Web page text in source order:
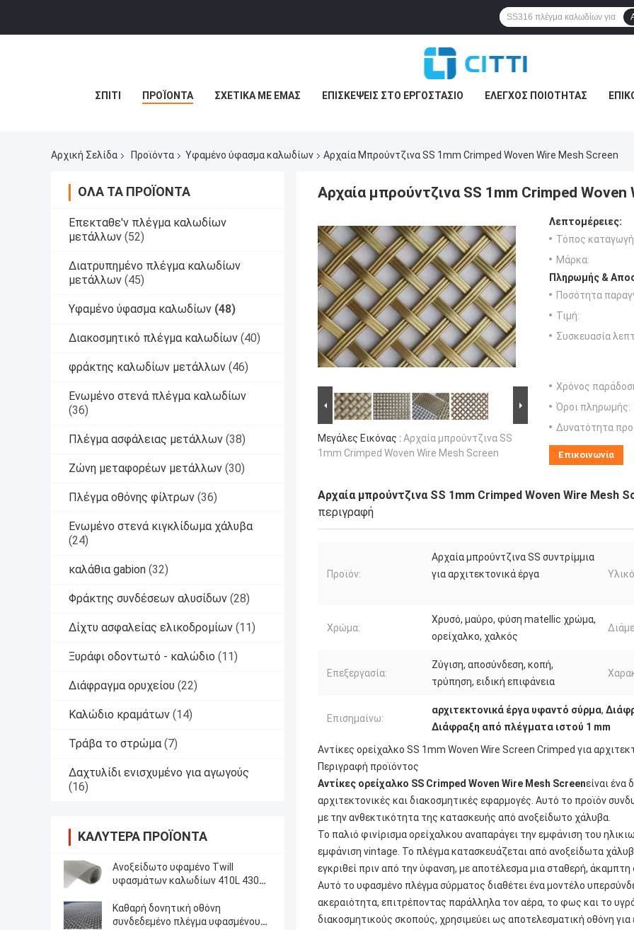
ΣΠΊΤΙ ΠΡΟΪΌΝΤΑ ΣΧΕΤΙΚΆ ΜΕ ΕΜΆΣ ΕΠΙΣΚΈΨΕΙΣ ΣΤΟ ΕΡΓΟΣΤΆΣΙΟ ΈΛΕΓΧΟΣ ΠΟΙΌΤΗΤΑΣ
Αρχική Σελίδα Προϊόντα Υφαμένο ύφασμα καλωδίων Αρχαία Μπρούντζινα SS 1mm Crimped Woven Wire Mesh Screen
ΌΛΑ ΤΑ ΠΡΟΪΌΝΤΑ
Επεκταθε'ν πλέγμα καλωδίων
μετάλλων (52)
Διατρυπημένο πλέγμα καλωδίων
μετάλλων (45)
Υφαμένο ύφασμα καλωδίων (48)
Διακοσμητικό πλέγμα καλωδίων (40)
φράκτης καλωδίων μετάλλων (46)
Ενωμένο στενά πλέγμα καλωδίων
(36)
Πλέγμα ασφάλειας μετάλλων (38)
Ζώνη μεταφορέων μετάλλων (30)
Πλέγμα οθόνης φίλτρων (36)
Ενωμένο στενά κιγκλίδωμα χάλυβα
(24)
καλάθια gabion (32)
Φράκτης συνδέσεων αλυσίδων (28)
Δίχτυ ασφαλείας ελικοδρομίων (11)
Ξυράφι οδοντωτό - καλώδιο (11)
Διάφραγμα ορυχείου (22)
Καλώδιο κραμάτων (14)
Τράβα το στρώμα (7)
Δαχτυλίδι ενισχυμένο για αγωγούς
(16)
ΚΑΛΎΤΕΡΑ ΠΡΟΪΌΝΤΑ
Ανοξείδωτο υφαμένο Twill
υφασμάτων καλωδίων 410L 430
Καθαρή δονητική οθόνη
συνδεδεμένο πλέγμα υφασμένου
Αρχαία μπρούντζινα SS 1mm Crimped Woven
Μεγάλες Εικόνας : Αρχαία μπρούντζινα SS
1mm Crimped Woven Wire Mesh Screen
Λεπτομέρειες:
Τόπος
Μάρκα:
Πληρωμής &
Ποσότητα
Τιμή:
Συσκευασία
Χρόνος
Όροι πληρωμής:
Δυνατότητα
Επικοινωνία
Αρχαία μπρούντζινα SS 1mm Crimped Woven Wire Mesh
περιγραφή
Προϊόν:
Αρχαία μπρούντζινα SS συντρίμμια
για αρχιτεκτονικά έργα
Χρώμα:
Χρυσό, μαύρο, φύση matellic χρώμα,
ορείχαλκο, χαλκός
Επεξεργασία:
Ζύγιση, αποσύνδεση, κοπή,
τρύπηση, ειδική επιφάνεια
Επισημαίνω:
αρχιτεκτονικά έργα υφαντό σύρμα,
Διάφραξη από πλέγματα ιστού 1 mm
Αντίκες ορείχαλκο SS 1mm Woven Wire Screen Crimped για
Περιγραφή προϊόντος
Αντίκες ορείχαλκο SS Crimped Woven Wire Mesh Screenείναι ένα
αρχιτεκτονικές και διακοσμητικές εφαρμογές. Αυτό το προϊόν
με την ανθεκτικότητα της κατασκευής από ανοξείδωτο χάλυβα.
Το παλιό φινίρισμα ορείχαλκου αναπαράγει την εμφάνιση του
εμφάνιση vintage. Το πλέγμα κατασκευάζεται από ανοξείδωτα
εγκριθεί πριν από την ύφανση, με αποτέλεσμα μια σταθερή, άκαμπτη
Αυτό το υφασμένο πλέγμα σύρματος διαθέτει ένα μοντέλο
ακεραιότητα, επιτρέποντας παράλληλα τον αέρα, το φως και το υγρό
διακοσμητικούς σκοπούς, χρησιμεύει ως αποτελεσματική οθόνη